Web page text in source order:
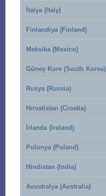
İtalya (Italy)
Finlandiya (Finland)
Meksika (Mexico)
Güney Kore (South Korea)
Rusya (Russia)
Hırvatistan (Croatia)
İrlanda (Ireland)
Polonya (Poland)
Hindistan (India)
Avustralya (Australia)